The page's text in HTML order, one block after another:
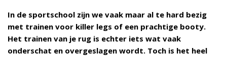
In de sportschool zijn we vaak maar al te hard bezig
met trainen voor killer legs of een prachtige booty.
Het trainen van je rug is echter iets wat vaak
onderschat en overgeslagen wordt. Toch is het heel